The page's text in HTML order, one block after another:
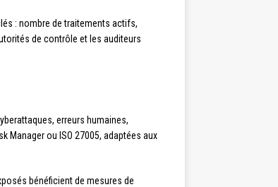
: nombre de traitements actifs,
de contrôle et les auditeurs
erreurs humaines,
Manager ou ISO 27005, adaptées aux
bénéficient de mesures de